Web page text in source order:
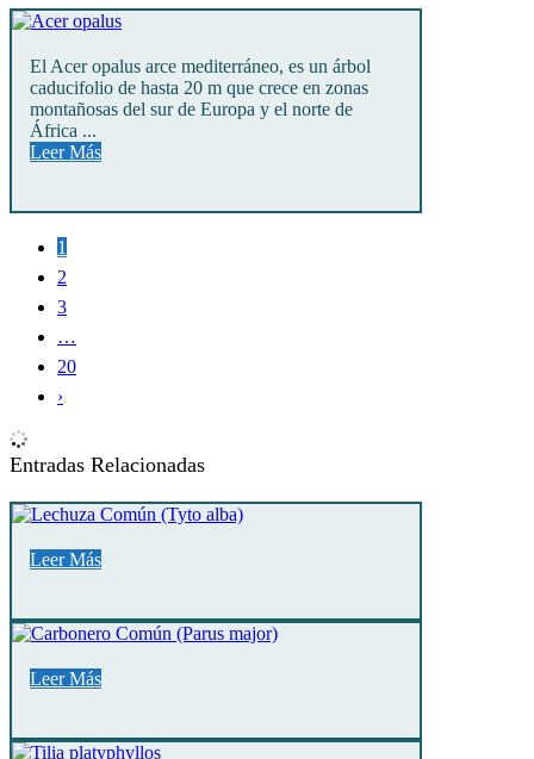
El Acer opalus arce mediterráneo, es un árbol
caducifolio de hasta 20 m que crece en zonas
montañosas del sur de Europa y el norte de
África ...
Leer Más
1
2
3
…
20
›
Entradas Relacionadas
Leer Más
Leer Más